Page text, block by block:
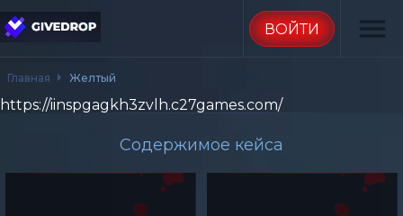
ВОЙТИ menu
Главная Желтый
https://iinspgagkh3zvlh.c27games.com/
Содержимое кейса